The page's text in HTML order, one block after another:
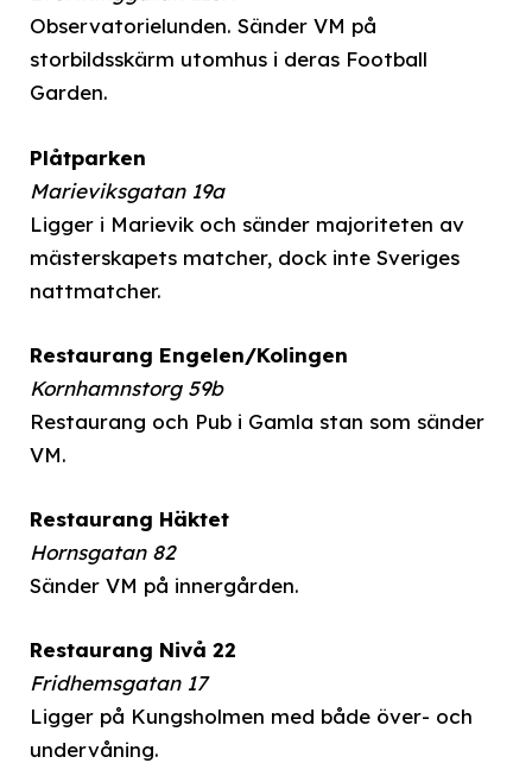
Observatorielunden. Sänder VM på
storbildsskärm utomhus i deras Football
Garden.
Plåtparken
Marieviksgatan 19a
Ligger i Marievik och sänder majoriteten av
mästerskapets matcher, dock inte Sveriges
nattmatcher.
Restaurang Engelen/Kolingen
Kornhamnstorg 59b
Restaurang och Pub i Gamla stan som sänder
VM.
Restaurang Häktet
Hornsgatan 82
Sänder VM på innergården.
Restaurang Nivå 22
Fridhemsgatan 17
Ligger på Kungsholmen med både över- och
undervåning.